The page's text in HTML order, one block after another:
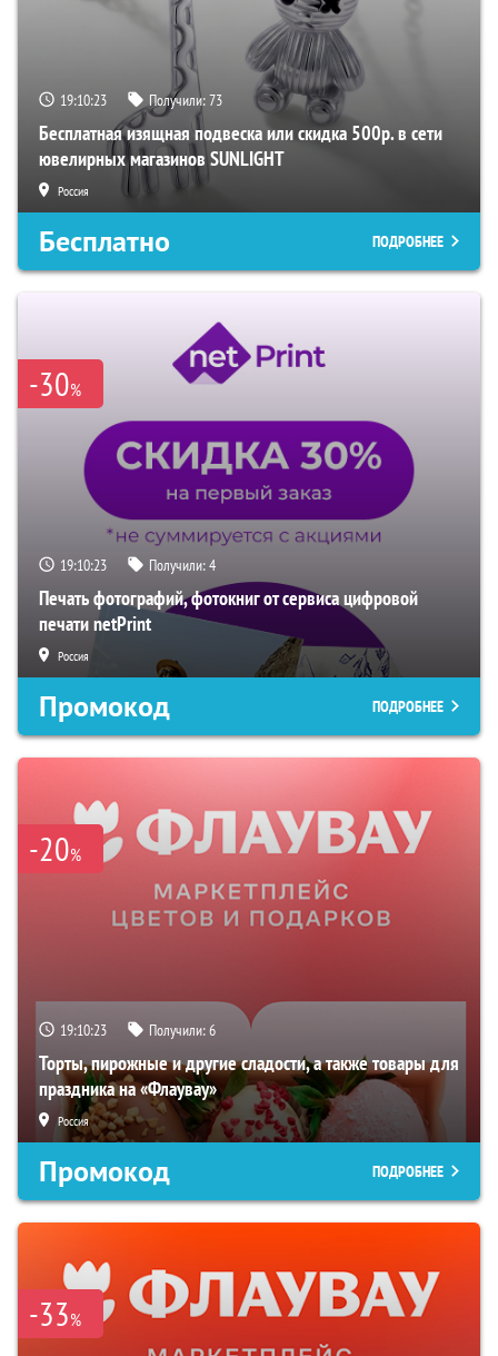
19:10:22 Получили:73
Бесплатная изящная подвеска или скидка 500р. в сети
ювелирных магазинов SUNLIGHT
Россия
Бесплатно ПОДРОБНЕЕ
-30%
19:10:22 Получили:4
Печать фотографий, фотокниг от сервиса цифровой
печати netPrint
Россия
Промокод ПОДРОБНЕЕ
-20%
19:10:22 Получили:6
Торты, пирожные и другие сладости, а также товары для
праздника на «Флаувау»
Россия
Промокод ПОДРОБНЕЕ
-33%